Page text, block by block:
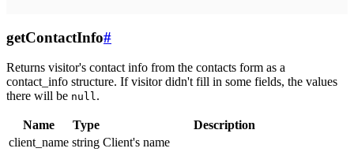
getContactInfo#
Returns visitor's contact info from the contacts form as a
contact_info structure. If visitor didn't fill in some fields, the values
there will be null.
Name Type
Description
client_name string Client's name